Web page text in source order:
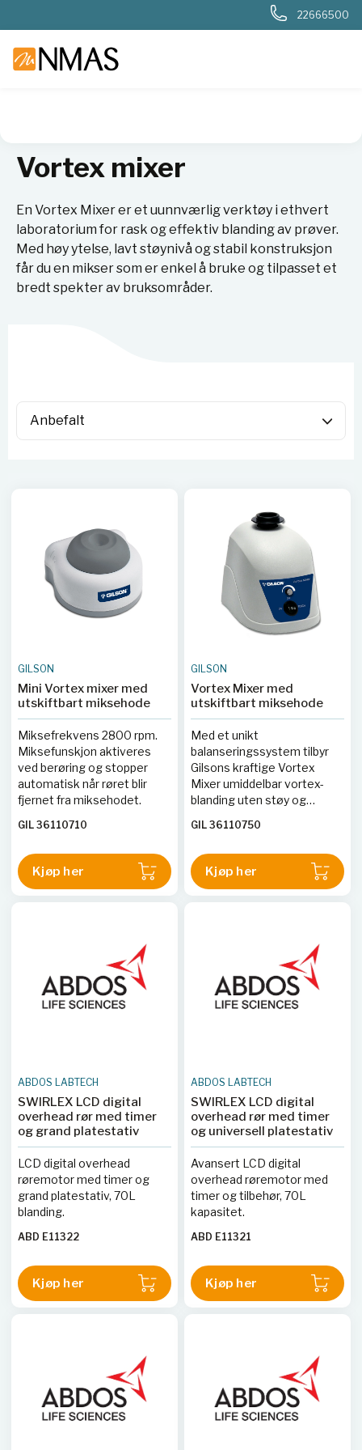
22666500
Vortex mixer
En Vortex Mixer er et uunnværlig verktøy i ethvert
laboratorium for rask og effektiv blanding av prøver.
Med høy ytelse, lavt støynivå og stabil konstruksjon
får du en mikser som er enkel å bruke og tilpasset et
bredt spekter av bruksområder.
GILSON
Mini Vortex mixer med
utskiftbart miksehode
Miksefrekvens 2800 rpm.
Miksefunskjon aktiveres
ved berøring og stopper
automatisk når røret blir
fjernet fra miksehodet.
GIL 36110710
Kjøp her
GILSON
Vortex Mixer med
utskiftbart miksehode
Med et unikt
balanseringssystem tilbyr
Gilsons kraftige Vortex
Mixer umiddelbar vortex-
blanding uten støy og
både berørings- og
hastigheter og kan brukes i
et bredt temperaturområde.
GIL 36110750
Kjøp her
ABDOS LABTECH
SWIRLEX LCD digital
overhead rør med timer
og grand platestativ
LCD digital overhead
røremotor med timer og
grand platestativ, 70L
blanding.
ABD E11322
Kjøp her
ABDOS LABTECH
SWIRLEX LCD digital
overhead rør med timer
og universell platestativ
Avansert LCD digital
overhead røremotor med
timer og tilbehør, 70L
kapasitet.
ABD E11321
Kjøp her